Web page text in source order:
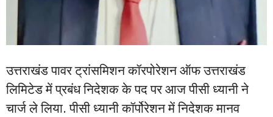
उत्तराखंड पावर ट्रांसमिशन कॉरपोरेशन ऑफ उत्तराखंड
लिमिटेड में प्रबंध निदेशक के पद पर आज पीसी ध्यानी ने
चार्ज ले लिया. पीसी ध्यानी कॉर्पोरेशन में निदेशक मानव